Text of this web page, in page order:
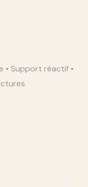
• Support réactif •